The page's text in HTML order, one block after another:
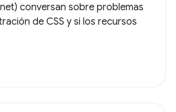
conversan sobre problemas
de CSS y si los recursos